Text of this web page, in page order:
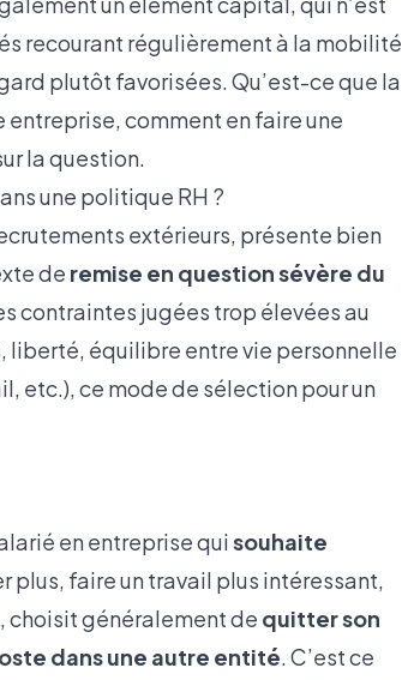
recourant régulièrement à la mobilité
plutôt favorisées. Qu’est-ce que la
comment en faire une
la question.
une politique RH ?
extérieurs, présente bien
de remise en question sévère du
contraintes jugées trop élevées au
liberté, équilibre entre vie personnelle
etc.), ce mode de sélection pour un
en entreprise quisouhaite
plus, faire un travail plus intéressant,
choisit généralement de quitter son
dans une autre entité. C’est ce